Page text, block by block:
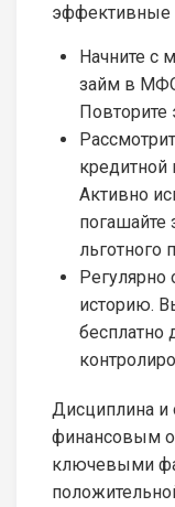
эффективные
Начните с
займ в МФО
Повторите
Активно
погашайте
льготного
Регулярно
историю.
бесплатно
Дисциплина и
финансовым
ключевыми